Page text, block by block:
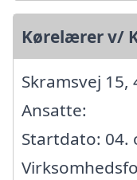
Kørelærer v/
Skramsvej
Ansatte:
Startdato: 04.